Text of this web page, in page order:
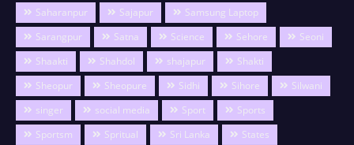
Saharanpur
Sajapur
Samsung Laptop
Sarangpur
Satna Science Sehore
Seoni
Shaakti
Shahdol shajapur
Shakti
Sheopur
Sheopure Sidhi Sihore
Silwani
singer
social media Sport
Sports
Sportsm
Spritual Sri Lanka
States